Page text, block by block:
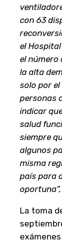
con 63
el
el número
la alta
solo por
personas
indicar
salud
siempre
algunos
misma
país para
oportuna”,
La toma